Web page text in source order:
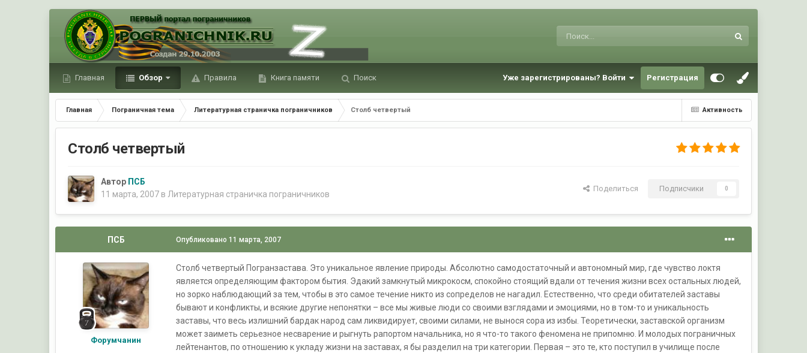
Главная Обзор Правила Книга памяти Поиск Уже зарегистрированы? Войти Регистрация
Активность
Главная Пограничная тема Литературная страничка пограничников Столб четвертый
Столб четвертый
Автор ПСБ
11 марта, 2007 вЛитературная страничка пограничников
Поделиться Подписчики 0
ПСБ
Форумчанин
Опубликовано11 марта, 2007
Столб четвертый Погранзастава. Это уникальное явление природы. Абсолютно самодостаточный и автономный мир, где чувство локтя
является определяющим фактором бытия. Эдакий замкнутый микрокосм, спокойно стоящий вдали от течения жизни всех остальных людей,
но зорко наблюдающий за тем, чтобы в это самое течение никто из сопределов не нагадил. Естественно, что среди обитателей заставы
бывают и конфликты, и всякие другие непонятки – все мы живые люди со своими взглядами и эмоциями, но в том-то и уникальность
заставы, что весь излишний бардак народ сам ликвидирует, своими силами, не вынося сора из избы. Теоретически, заставской организм
может заиметь серьезное несварение и рыгнуть рапортом начальника, но я что-то такого феномена не припомню. И молодых пограничных
лейтенантов, по отношению к укладу жизни на заставах, я бы разделил на три категории. Первая – это те, кто поступил в училище после